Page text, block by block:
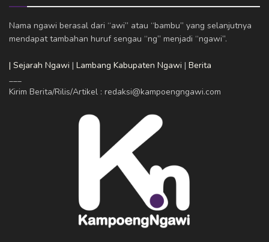
Nama ngawi berasal dari “awi” atau “bambu” yang selanjutnya
mendapat tambahan huruf sengau “ng” menjadi “ngawi”.
| Sejarah Ngawi | Lambang Kabupaten Ngawi | Berita
Kirim Berita/Rilis/Artikel : redaksi@kampoengngawi.com